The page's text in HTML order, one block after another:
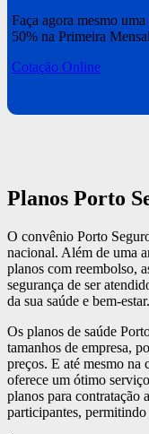
Faça agora mesmo
50% na Primeira
Cotação Online
Planos Porto
O convênio Porto
nacional. Além de uma
planos com reembolso,
segurança de ser
da sua saúde e bem-estar.
Os planos de saúde
tamanhos de empresa,
preços. E até mesmo na
oferece um ótimo
planos para contratação
participantes, permitindo